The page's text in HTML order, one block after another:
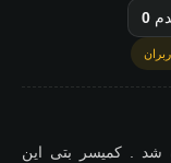
0
شد . کمیسر بتی این